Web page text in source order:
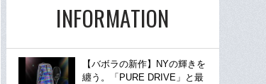
INFORMATION
【バボラの新作】NYの輝きを
纏う。「PURE DRIVE」と最